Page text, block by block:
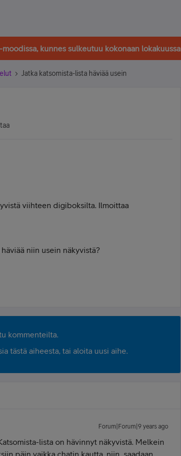
kunnes sulkeutuu kokonaan lokakuussa
Jatka katsomista-lista häviää usein
viihteen digiboksilta. Ilmoittaa
niin usein näkyvistä?
kommenteilta.
tästä aiheesta, tai aloita uusi aihe.
Forum|Forum|9 years ago
lista on hävinnyt näkyvistä. Melkein
päin vaikka chatin kautta, niin saadaan